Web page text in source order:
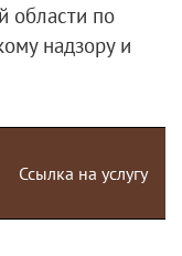
на
Перейти
к услуге
области по
надзору и
Ссылка на услугу